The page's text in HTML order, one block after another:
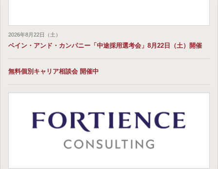
2026年8月22日（土）
ベイン・アンド・カンパニー「中途採用選考会」8月22日（土）開催
無料個別キャリア相談会 開催中